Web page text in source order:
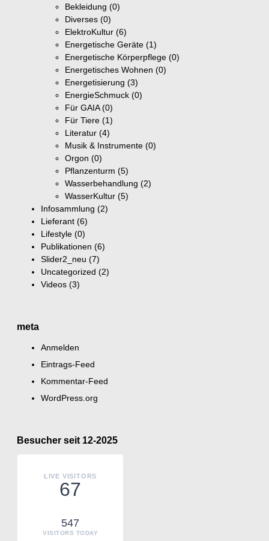
Bekleidung (0)
Diverses (0)
ElektroKultur (6)
Energetische Geräte (1)
Energetische Körperpflege (0)
Energetisches Wohnen (0)
Energetisierung (3)
EnergieSchmuck (0)
Für GAIA(0)
Für Tiere (1)
Literatur (4)
Musik & Instrumente (0)
Orgon (0)
Pflanzenturm (5)
Wasserbehandlung (2)
WasserKultur (5)
Infosammlung (2)
Lieferant (6)
Lifestyle (0)
Publikationen (6)
Slider2_neu (7)
Uncategorized (2)
Videos (3)
meta
Anmelden
Eintrags-Feed
Kommentar-Feed
WordPress.org
Besucher seit 12-2025
LIVE VISITORS
67
547
VISITORS TODAY